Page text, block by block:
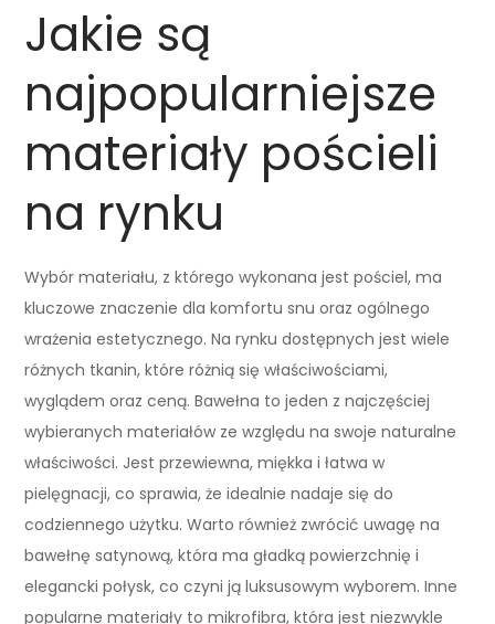
Jakie są
najpopularniejsze
materiały pościeli
na rynku
Wybór materiału, z którego wykonana jest pościel, ma
kluczowe znaczenie dla komfortu snu oraz ogólnego
wrażenia estetycznego. Na rynku dostępnych jest wiele
różnych tkanin, które różnią się właściwościami,
wyglądem oraz ceną. Bawełna to jeden z najczęściej
wybieranych materiałów ze względu na swoje naturalne
właściwości. Jest przewiewna, miękka i łatwa w
pielęgnacji, co sprawia, że idealnie nadaje się do
codziennego użytku. Warto również zwrócić uwagę na
bawełnę satynową, która ma gładką powierzchnię i
elegancki połysk, co czyni ją luksusowym wyborem. Inne
popularne materiały to mikrofibra, która jest niezwykle